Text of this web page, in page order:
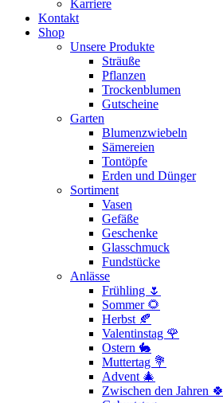
Karriere
Kontakt
Shop
Unsere Produkte
Sträuße
Pflanzen
Trockenblumen
Gutscheine
Garten
Blumenzwiebeln
Sämereien
Tontöpfe
Erden und Dünger
Sortiment
Vasen
Gefäße
Geschenke
Glasschmuck
Fundstücke
Anlässe
Frühling 🌷
Sommer 🌻
Herbst 🍂
Valentinstag 🌹
Ostern 🐇
Muttertag 💐
Advent 🎄
Zwischen den Jahren 🍀